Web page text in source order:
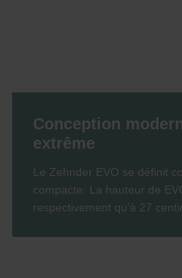
Conception
extrême
Le Zehnder EVO se définit
compacte: La hauteur de
respectivement qu’à 27